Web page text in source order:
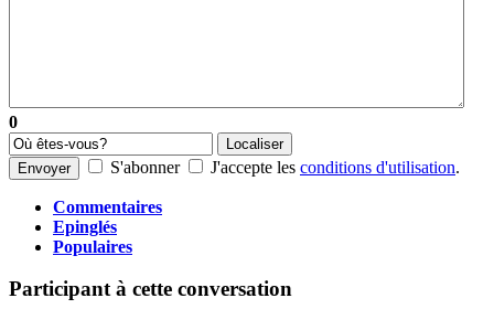
0
Localiser
Envoyer
S'abonner J'accepte les conditions d'utilisation.
Commentaires
Epinglés
Populaires
Participant à cette conversation